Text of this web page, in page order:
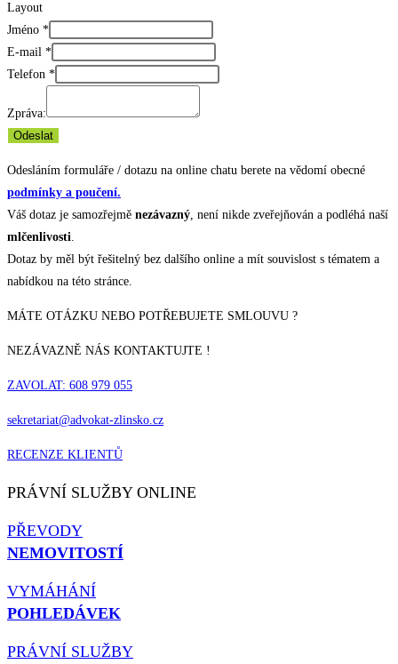
Layout
Jméno *
E-mail *
Telefon *
Zpráva:
Odeslat
Odesláním formuláře / dotazu na online chatu berete na vědomí obecné
podmínky a poučení.
Váš dotaz je samozřejmě nezávazný, není nikde zveřejňován a podléhá naší
mlčenlivosti.
Dotaz by měl být řešitelný bez dalšího online a mít souvislost s tématem a
nabídkou na této stránce.
MÁTE OTÁZKU NEBO POTŘEBUJETE SMLOUVU ?
NEZÁVAZNĚ NÁS KONTAKTUJTE !
ZAVOLAT: 608 979 055
sekretariat@advokat-zlinsko.cz
RECENZE KLIENTŮ
PRÁVNÍ SLUŽBY ONLINE
PŘEVODY
NEMOVITOSTÍ
VYMÁHÁNÍ
POHLEDÁVEK
PRÁVNÍ SLUŽBY